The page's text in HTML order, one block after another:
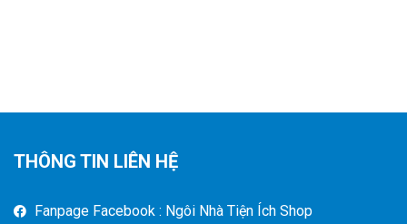
THÔNG TIN LIÊN HỆ
Fanpage Facebook : Ngôi Nhà Tiện Ích Shop